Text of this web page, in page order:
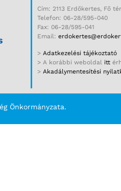
Cím: 2113 Erdőkertes, Fő
Telefon: 06-28/595-040
Fax: 06-28/595-041
Email:
> Adatkezelési tájékoztató
> A korábbi weboldal itt
> Akadálymentesítési
Önkormányzata.